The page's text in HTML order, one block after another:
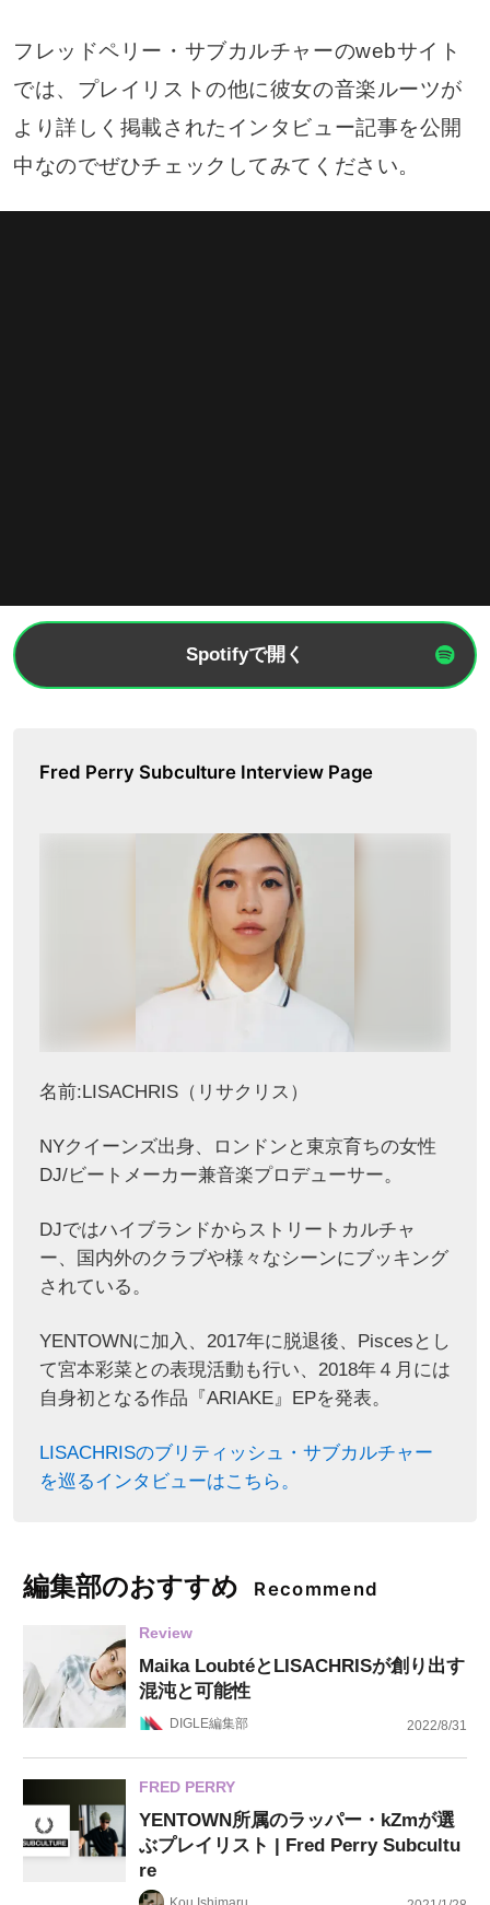
フレッドペリー・サブカルチャーのwebサイト
では、プレイリストの他に彼女の音楽ルーツが
より詳しく掲載されたインタビュー記事を公開
中なのでぜひチェックしてみてください。
Spotifyで開く
Fred Perry Subculture Interview Page
名前:LISACHRIS（リサクリス）
NYクイーンズ出身、ロンドンと東京育ちの女性
DJ/ビートメーカー兼音楽プロデューサー。
DJではハイブランドからストリートカルチャ
ー、国内外のクラブや様々なシーンにブッキング
されている。
YENTOWNに加入、2017年に脱退後、Piscesとし
て宮本彩菜との表現活動も行い、2018年４月には
自身初となる作品『ARIAKE』EPを発表。
LISACHRISのブリティッシュ・サブカルチャー
を巡るインタビューはこちら。
編集部のおすすめ Recommend
Review
Maika LoubtéとLISACHRISが創り出す
混沌と可能性
DIGLE編集部 2022/8/31
FRED PERRY
YENTOWN所属のラッパー・kZmが選
ぶプレイリスト | Fred Perry Subcultu
re